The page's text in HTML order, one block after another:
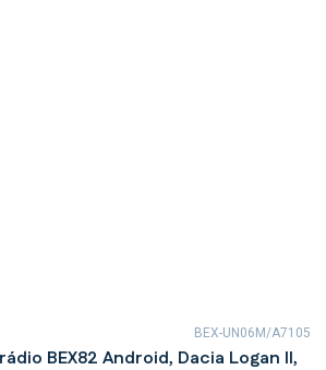
BEX82 Android, Dacia Logan II,
BEX-UN06M/A7105